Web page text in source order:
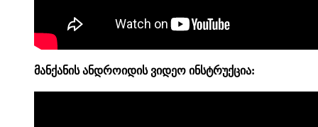
მანქანის ანდროიდის ვიდეო ინსტრუქცია: